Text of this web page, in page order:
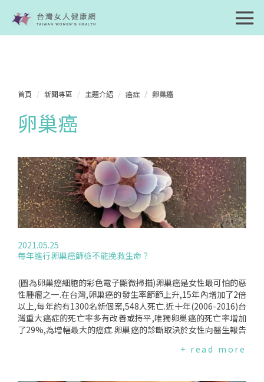
首頁 新聞專區 主題介紹 癌症 卵巢癌
卵巢癌
2021.05.25
每年進行卵巢癌篩檢不能挽救生命？
(圖為卵巢癌細胞的彩色電子顯微掃描)卵巢癌是女性最可怕的惡
性腫瘤之一.在台灣,卵巢癌的發生率節節上升,15年內增加了2倍
以上,每年約有1300名新個案,548人死亡.近十年(2006-2016)台
灣重大癌症的死亡率多有改善或持平,唯獨卵巢癌的死亡率增加
了29%,為增幅最大的癌症.卵巢癌的診斷取決於女性向醫生報告
很差.在所有女性癌症中,卵巢癌的存活率最低,5年僅40%.日前英
+ read more